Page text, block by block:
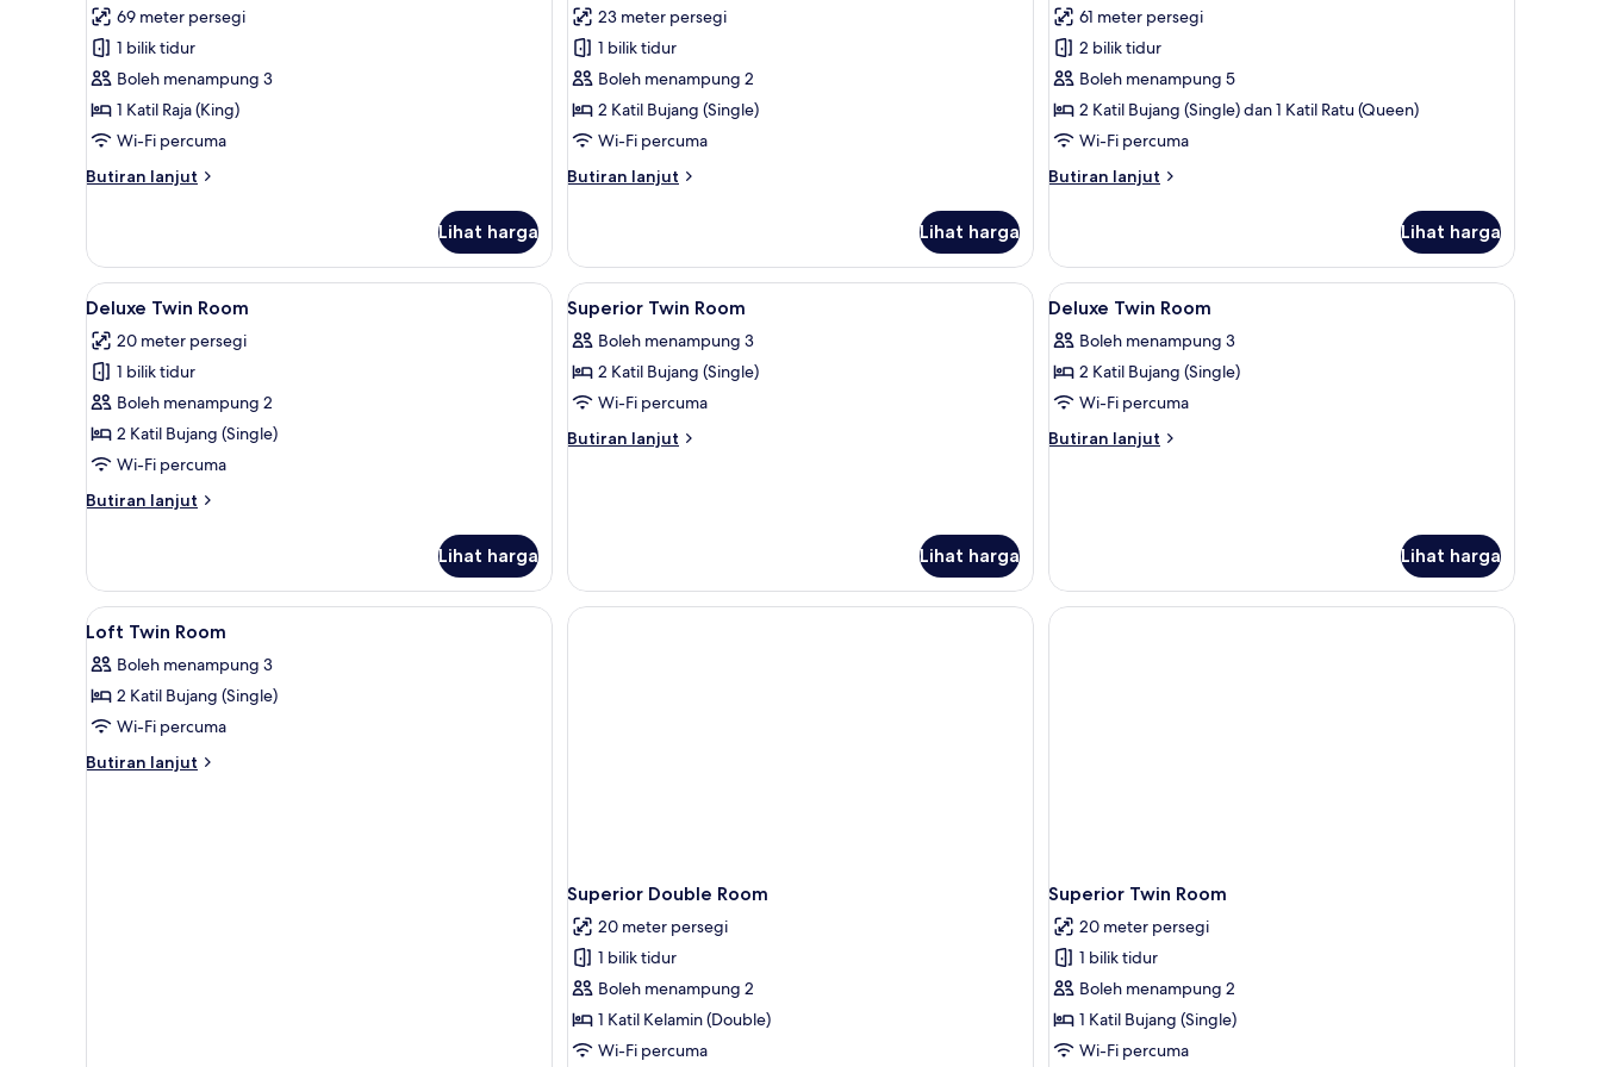
foto
untuk
Suite
69 meter persegi
1 bilik tidur
Boleh menampung 3
1 Katil Raja (King)
Wi-Fi percuma
Butiran lanjut
Butiran
Lihat harga
foto
untuk
Twin
Loft
23 meter persegi
1 bilik tidur
Boleh menampung 2
2 Katil Bujang (Single)
Wi-Fi percuma
Butiran lanjut
Butiran
Loft
Lihat harga
foto
untuk
Family
Room
61 meter persegi
2 bilik tidur
Boleh menampung 5
2 Katil Bujang (Single) dan 1 Katil Ratu (Queen)
Wi-Fi percuma
Butiran lanjut
Butiran
Room
Lihat harga
Lihat
semua
foto
untuk
Deluxe
Twin
Room
Deluxe Twin Room | Busa memori, bar mini, peti besi dalam bilik, ruang kerja komputer riba
3
Deluxe Twin Room
20 meter persegi
1 bilik tidur
Boleh menampung 2
2 Katil Bujang (Single)
Wi-Fi percuma
Butiran lanjut
Butiran
Twin
Room
Lihat harga
Lihat
semua
foto
untuk
Superior
Twin
Busa memori, bar mini, peti besi dalam bilik, ruang kerja komputer riba
2
Superior Twin Room
Boleh menampung 3
2 Katil Bujang (Single)
Wi-Fi percuma
Butiran lanjut
Butiran
Lihat harga
Lihat
semua
foto
untuk
Deluxe
Twin
Busa memori, bar mini, peti besi dalam bilik,
11
Deluxe Twin Room
Boleh menampung 3
2 Katil Bujang (Single)
Wi-Fi percuma
Butiran lanjut
Butiran
Lihat harga
Lihat
semua
foto
untuk
Loft
Twin
Busa memori, bar mini, peti besi dalam bilik, ruang kerja komputer riba
4
Loft Twin Room
Boleh menampung 3
2 Katil Bujang (Single)
Wi-Fi percuma
Butiran lanjut
Butiran
Superior Double Room
20 meter persegi
1 bilik tidur
Boleh menampung 2
1 Katil Kelamin (Double)
Wi-Fi percuma
Superior Twin Room
20 meter persegi
1 bilik tidur
Boleh menampung 2
1 Katil Bujang (Single)
Wi-Fi percuma